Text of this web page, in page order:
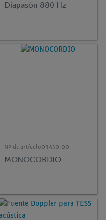
Diapasón 880 Hz
Nº de artículo03430-00
MONOCORDIO